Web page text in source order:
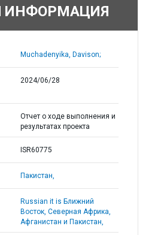
ИНФОРМАЦИЯ
Muchadenyika, Davison;
2024/06/28
Отчет о ходе выполнения и
результатах проекта
ISR60775
Пакистан,
Russian it is Ближний
Восток, Северная Африка,
Афганистан и Пакистан,